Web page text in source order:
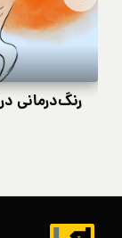
رنگ‌درمانی